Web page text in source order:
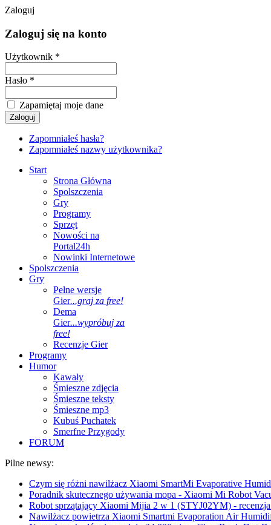
Zaloguj
Zaloguj się na konto
Użytkownik *
Hasło *
Zapamiętaj moje dane
Zapomniałeś hasła?
Zapomniałeś nazwy użytkownika?
Start
Strona Główna
Spolszczenia
Gry
Programy
Sprzęt
Nowości na
Portal24h
Nowinki Internetowe
Spolszczenia
Gry
Pełne wersje
Gier...graj za free!
Dema
Gier...wypróbuj za
free!
Recenzje Gier
Programy
Humor
Kawały
Śmieszne zdjęcia
Śmieszne teksty
Śmieszne mp3
Kubuś Puchatek
Smerfne Przygody
FORUM
Pilne newsy:
Czym się różni nawilżacz Xiaomi SmartMi Evaporative
Poradnik skutecznego używania mopa - Xiaomi Mi Robot
Robot sprzątający Xiaomi Mijia 2 w 1 (STYJ02YM) -
Nawilżacz powietrza Xiaomi Smartmi Evaporation Air